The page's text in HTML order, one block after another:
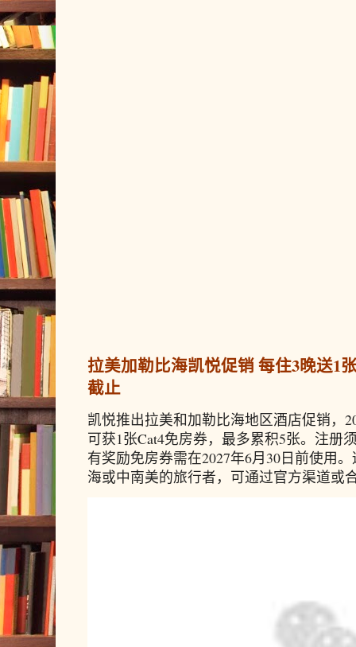
拉美加勒比海凯悦促销 每住3晚送1
截止
凯悦推出拉美和加勒比海地区酒店促销，
可获1张Cat4免房券，最多累积5张。注册
有奖励免房券需在2027年6月30日前使用
海或中南美的旅行者，可通过官方渠道或